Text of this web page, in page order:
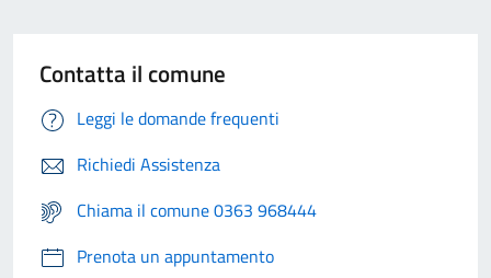
Contatta il comune
Leggi le domande frequenti
Richiedi Assistenza
Chiama il comune 0363 968444
Prenota un appuntamento